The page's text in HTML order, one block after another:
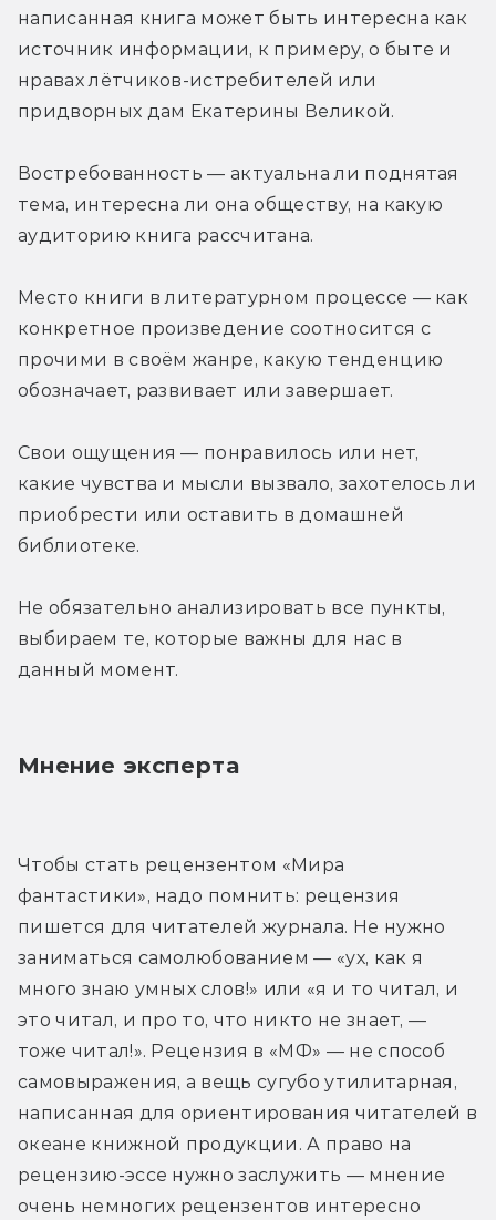
написанная книга может быть интересна как
источник информации, к примеру, о быте и
нравах лётчиков-истребителей или
придворных дам Екатерины Великой.
Востребованность — актуальна ли поднятая
тема, интересна ли она обществу, на какую
аудиторию книга рассчитана.
Место книги в литературном процессе — как
конкретное произведение соотносится с
прочими в своём жанре, какую тенденцию
обозначает, развивает или завершает.
Свои ощущения — понравилось или нет,
какие чувства и мысли вызвало, захотелось ли
приобрести или оставить в домашней
библиотеке.
Не обязательно анализировать все пункты,
выбираем те, которые важны для нас в
данный момент.
Мнение эксперта
Чтобы стать рецензентом «Мира
фантастики», надо помнить: рецензия
пишется для читателей журнала. Не нужно
заниматься самолюбованием — «ух, как я
много знаю умных слов!» или «я и то читал, и
это читал, и про то, что никто не знает, —
тоже читал!». Рецензия в «МФ» — не способ
самовыражения, а вещь сугубо утилитарная,
написанная для ориентирования читателей в
океане книжной продукции. А право на
рецензию-эссе нужно заслужить — мнение
очень немногих рецензентов интересно